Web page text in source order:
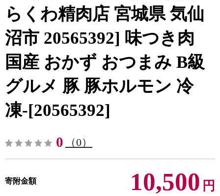
らくわ精肉店 宮城県 気仙
沼市 20565392] 味つき肉
国産 おかず おつまみ B級
グルメ 豚 豚ホルモン 冷
凍-[20565392]
0 （0）
寄附金額 10,500 円